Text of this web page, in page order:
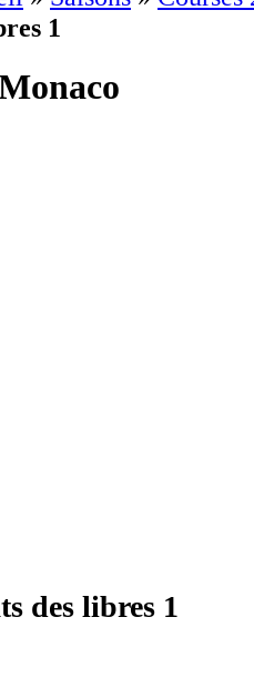
1
des libres 1